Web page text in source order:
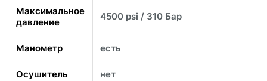
Максимальное
давление
4500 psi / 310 Бар
Манометр есть
Осушитель нет